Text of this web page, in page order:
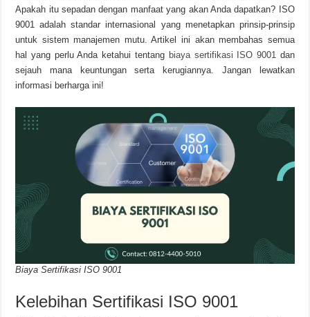
Apakah itu sepadan dengan manfaat yang akan Anda dapatkan? ISO
9001 adalah standar internasional yang menetapkan prinsip-prinsip
untuk sistem manajemen mutu. Artikel ini akan membahas semua
hal yang perlu Anda ketahui tentang biaya sertifikasi ISO 9001 dan
sejauh mana keuntungan serta kerugiannya. Jangan lewatkan
informasi berharga ini!
Biaya Sertifikasi ISO 9001
Kelebihan Sertifikasi ISO 9001